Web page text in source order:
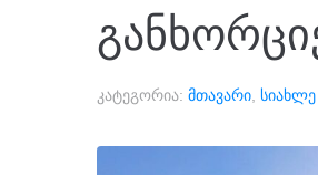
კატეგორია: მთავარი სიახლე